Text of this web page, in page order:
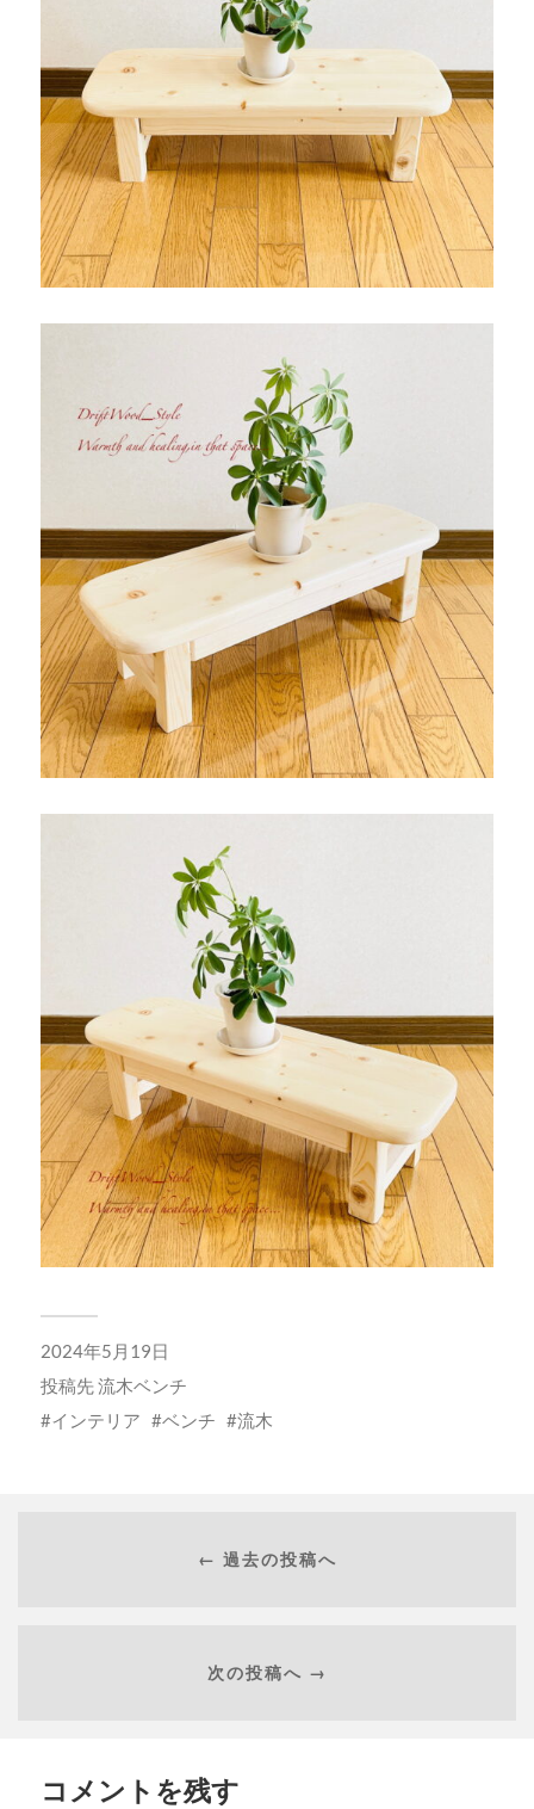
2024年5月19日
投稿先流木ベンチ
インテリア
ベンチ 流木
← 過去の投稿へ
次の投稿へ →
コメントを残す